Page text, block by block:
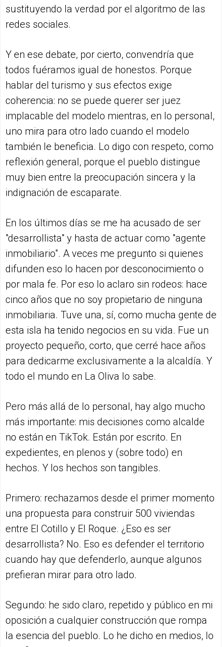
sustituyendo la verdad por el algoritmo de las
redes sociales.
Y en ese debate, por cierto, convendría que
todos fuéramos igual de honestos. Porque
hablar del turismo y sus efectos exige
coherencia: no se puede querer ser juez
implacable del modelo mientras, en lo personal,
uno mira para otro lado cuando el modelo
también le beneficia. Lo digo con respeto, como
reflexión general, porque el pueblo distingue
muy bien entre la preocupación sincera y la
indignación de escaparate.
En los últimos días se me ha acusado de ser
"desarrollista" y hasta de actuar como "agente
inmobiliario". A veces me pregunto si quienes
difunden eso lo hacen por desconocimiento o
por mala fe. Por eso lo aclaro sin rodeos: hace
cinco años que no soy propietario de ninguna
inmobiliaria. Tuve una, sí, como mucha gente de
esta isla ha tenido negocios en su vida. Fue un
proyecto pequeño, corto, que cerré hace años
para dedicarme exclusivamente a la alcaldía. Y
todo el mundo en La Oliva lo sabe.
Pero más allá de lo personal, hay algo mucho
más importante: mis decisiones como alcalde
no están en TikTok. Están por escrito. En
expedientes, en plenos y (sobre todo) en
hechos. Y los hechos son tangibles.
Primero: rechazamos desde el primer momento
una propuesta para construir 500 viviendas
entre El Cotillo y El Roque. ¿Eso es ser
desarrollista? No. Eso es defender el territorio
cuando hay que defenderlo, aunque algunos
prefieran mirar para otro lado.
Segundo: he sido claro, repetido y público en mi
oposición a cualquier construcción que rompa
la esencia del pueblo. Lo he dicho en medios, lo